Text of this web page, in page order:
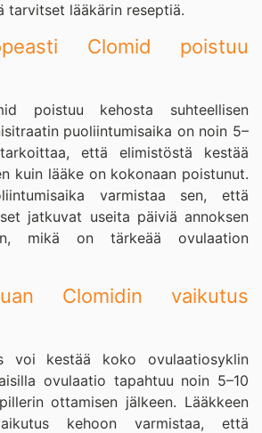
tarvitset lääkärin reseptiä.
Clomid poistuu
poistuu kehosta suhteellisen
puoliintumisaika on noin 5–
että elimistöstä kestää
kuin lääke on kokonaan poistunut.
varmistaa sen, että
jatkuvat useita päiviä annoksen
mikä on tärkeää ovulaation
Clomidin vaikutus
voi kestää koko ovulaatiosyklin
ovulaatio tapahtuu noin 5–10
ottamisen jälkeen. Lääkkeen
kehoon varmistaa, että